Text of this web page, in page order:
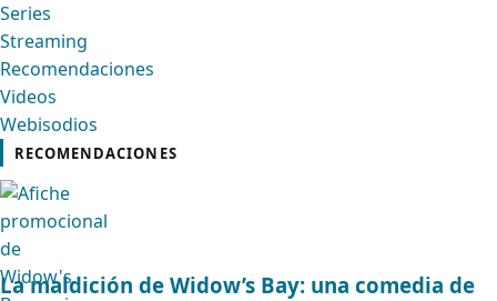
Series
Streaming
Recomendaciones
Videos
Webisodios
RECOMENDACIONES
La maldición de Widow’s Bay: una comedia de